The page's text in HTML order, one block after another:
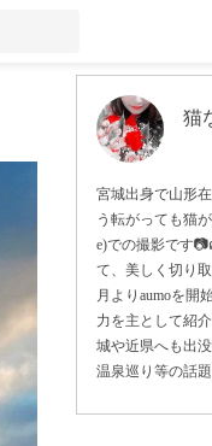
猫
宮城出身で山形
う転がっても猫
e)での撮影です
て、美しく切り
月よりaumoを開
力を主として紹
城や近県へも出没
温泉巡り等の話